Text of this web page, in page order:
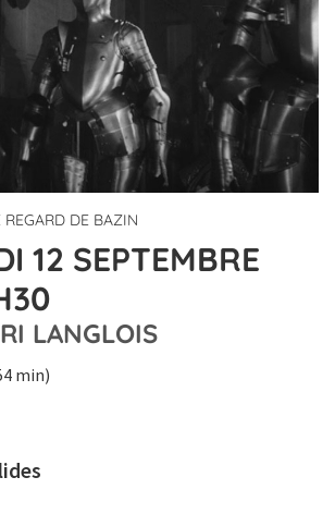
REGARD DE BAZIN
12 SEPTEMBRE
LANGLOIS
min)